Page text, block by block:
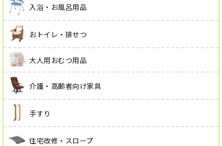
入浴・お風呂用品
おトイレ・排せつ
大人用おむつ用品
介護・高齢者向け家具
手すり
住宅改修・スロープ